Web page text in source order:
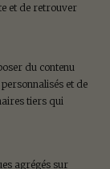
et de retrouver
du contenu
et de
tiers qui
agrégés sur